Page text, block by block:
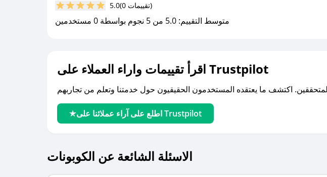
5.0 (0 تقييمات)
متوسط التقييم: 5.0 من 5 نجوم بواسطة 0 مستخدمين
اقرأ تقييمات واراء العملاء على Trustpilot
اطلع على آراء عملائنا على Trustpilot
الاسئلة الشائعة عن الكوبونات